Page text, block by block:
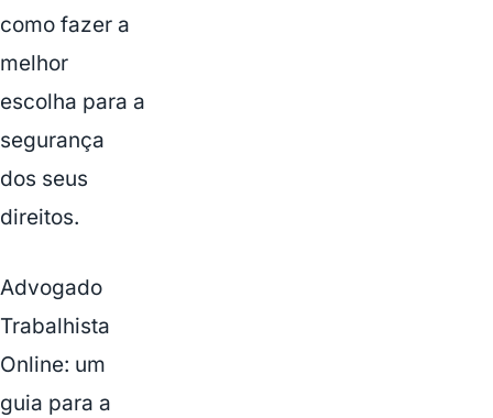
como fazer a
melhor
escolha para a
segurança
dos seus
direitos.
Advogado
Trabalhista
Online: um
guia para a